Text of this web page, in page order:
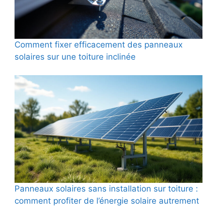
Comment fixer efficacement des panneaux
solaires sur une toiture inclinée
Panneaux solaires sans installation sur toiture :
comment profiter de l’énergie solaire autrement